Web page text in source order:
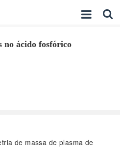
no ácido fosfórico
de massa de plasma de